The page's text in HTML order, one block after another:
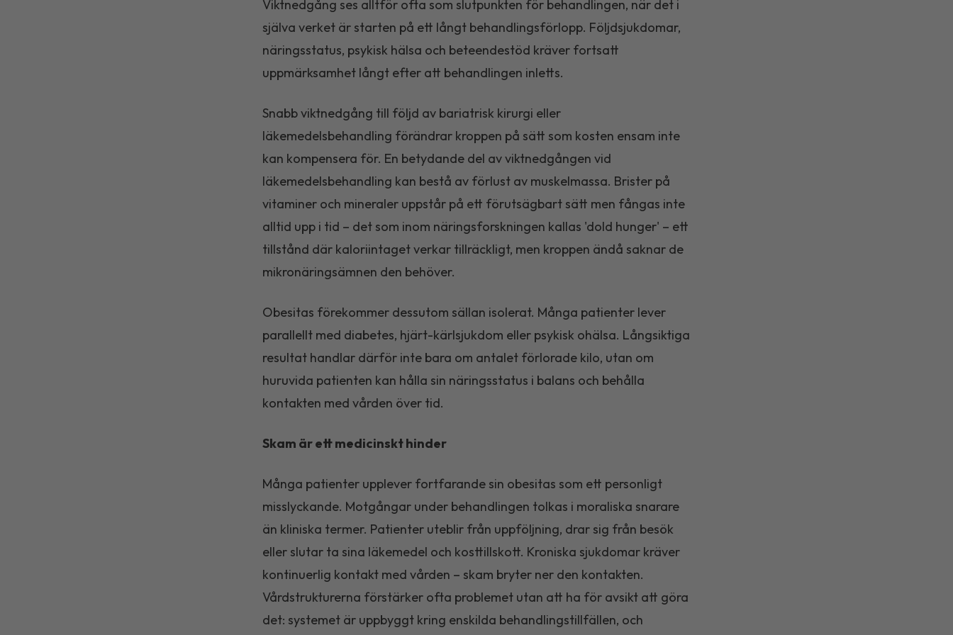
Viktnedgång ses alltför ofta som slutpunkten för behandlingen, när det i
själva verket är starten på ett långt behandlingsförlopp. Följdsjukdomar,
näringsstatus, psykisk hälsa och beteendestöd kräver fortsatt
uppmärksamhet långt efter att behandlingen inletts.
Snabb viktnedgång till följd av bariatrisk kirurgi eller
läkemedelsbehandling förändrar kroppen på sätt som kosten ensam inte
kan kompensera för. En betydande del av viktnedgången vid
läkemedelsbehandling kan bestå av förlust av muskelmassa. Brister på
vitaminer och mineraler uppstår på ett förutsägbart sätt men fångas inte
alltid upp i tid – det som inom näringsforskningen kallas 'dold hunger' – ett
tillstånd där kaloriintaget verkar tillräckligt, men kroppen ändå saknar de
mikronäringsämnen den behöver.
Obesitas förekommer dessutom sällan isolerat. Många patienter lever
parallellt med diabetes, hjärt-kärlsjukdom eller psykisk ohälsa. Långsiktiga
resultat handlar därför inte bara om antalet förlorade kilo, utan om
huruvida patienten kan hålla sin näringsstatus i balans och behålla
kontakten med vården över tid.
Skam är ett medicinskt hinder
Många patienter upplever fortfarande sin obesitas som ett personligt
misslyckande. Motgångar under behandlingen tolkas i moraliska snarare
än kliniska termer. Patienter uteblir från uppföljning, drar sig från besök
eller slutar ta sina läkemedel och kosttillskott. Kroniska sjukdomar kräver
kontinuerlig kontakt med vården – skam bryter ner den kontakten.
Vårdstrukturerna förstärker ofta problemet utan att ha för avsikt att göra
det: systemet är uppbyggt kring enskilda behandlingstillfällen, och